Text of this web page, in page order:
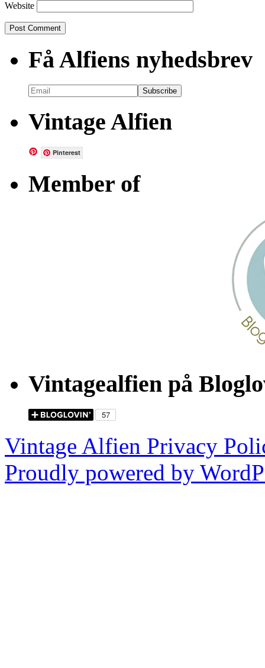
Website
Få Alfiens nyhedsbrev
Vintage Alfien
Pinterest
Member of
Vintagealfien på
Vintage Alfien Privacy
Proudly powered by